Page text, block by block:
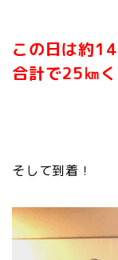
この日は約
合計で25㎞く
そして到着！